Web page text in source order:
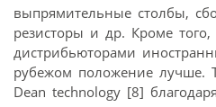
выпрямительные столбы,
резисторы и др. Кроме
дистрибьюторами
рубежом положение лучше.
Dean technology [8]